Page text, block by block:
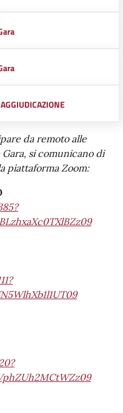
da remoto alle
si comunicano di
piattaforma Zoom: